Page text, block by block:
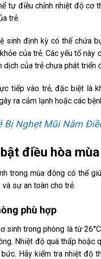
tự điều chỉnh nhiệt độ cơ
trẻ.
sinh định kỳ có thể chứa
của trẻ. Các yếu tố
dịch của trẻ chưa phát triển
tiếp vào trẻ, đặc biệt là
ra cảm lạnh hoặc các
Bị Nghẹt Mũi Nằm
điều hòa
trong mùa đông có thể
sự an toàn cho trẻ.
phù hợp
sinh trong phòng là từ
Nhiệt độ quá thấp hoặc
Hãy kiểm tra nhiệt độ